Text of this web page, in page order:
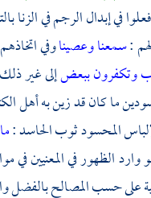
في إبدال الرجم في
:سمعنا وعصيناوفي
وتكفرون ببعضإلى غير
ما كان قد زين به أهل
المحسود ثوب الحاسد :
الظهور في المعنيين في
على حسب المصالح بالفضل